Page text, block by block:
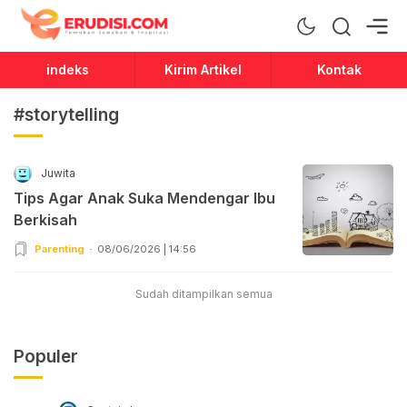
Erudisi
Temukan Jawaban dan Inspirasi
indeks Kirim Artikel Kontak
#storytelling
Juwita
Tips Agar Anak Suka Mendengar Ibu
Berkisah
Parenting 08/06/2026 | 14:56
Sudah ditampilkan semua
Populer